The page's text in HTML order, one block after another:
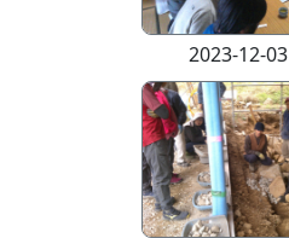
2023-12-03